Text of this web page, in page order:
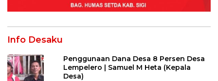
Info Desaku
Penggunaan Dana Desa 8 Persen Desa
Lempelero | Samuel M Heta (Kepala
Desa)